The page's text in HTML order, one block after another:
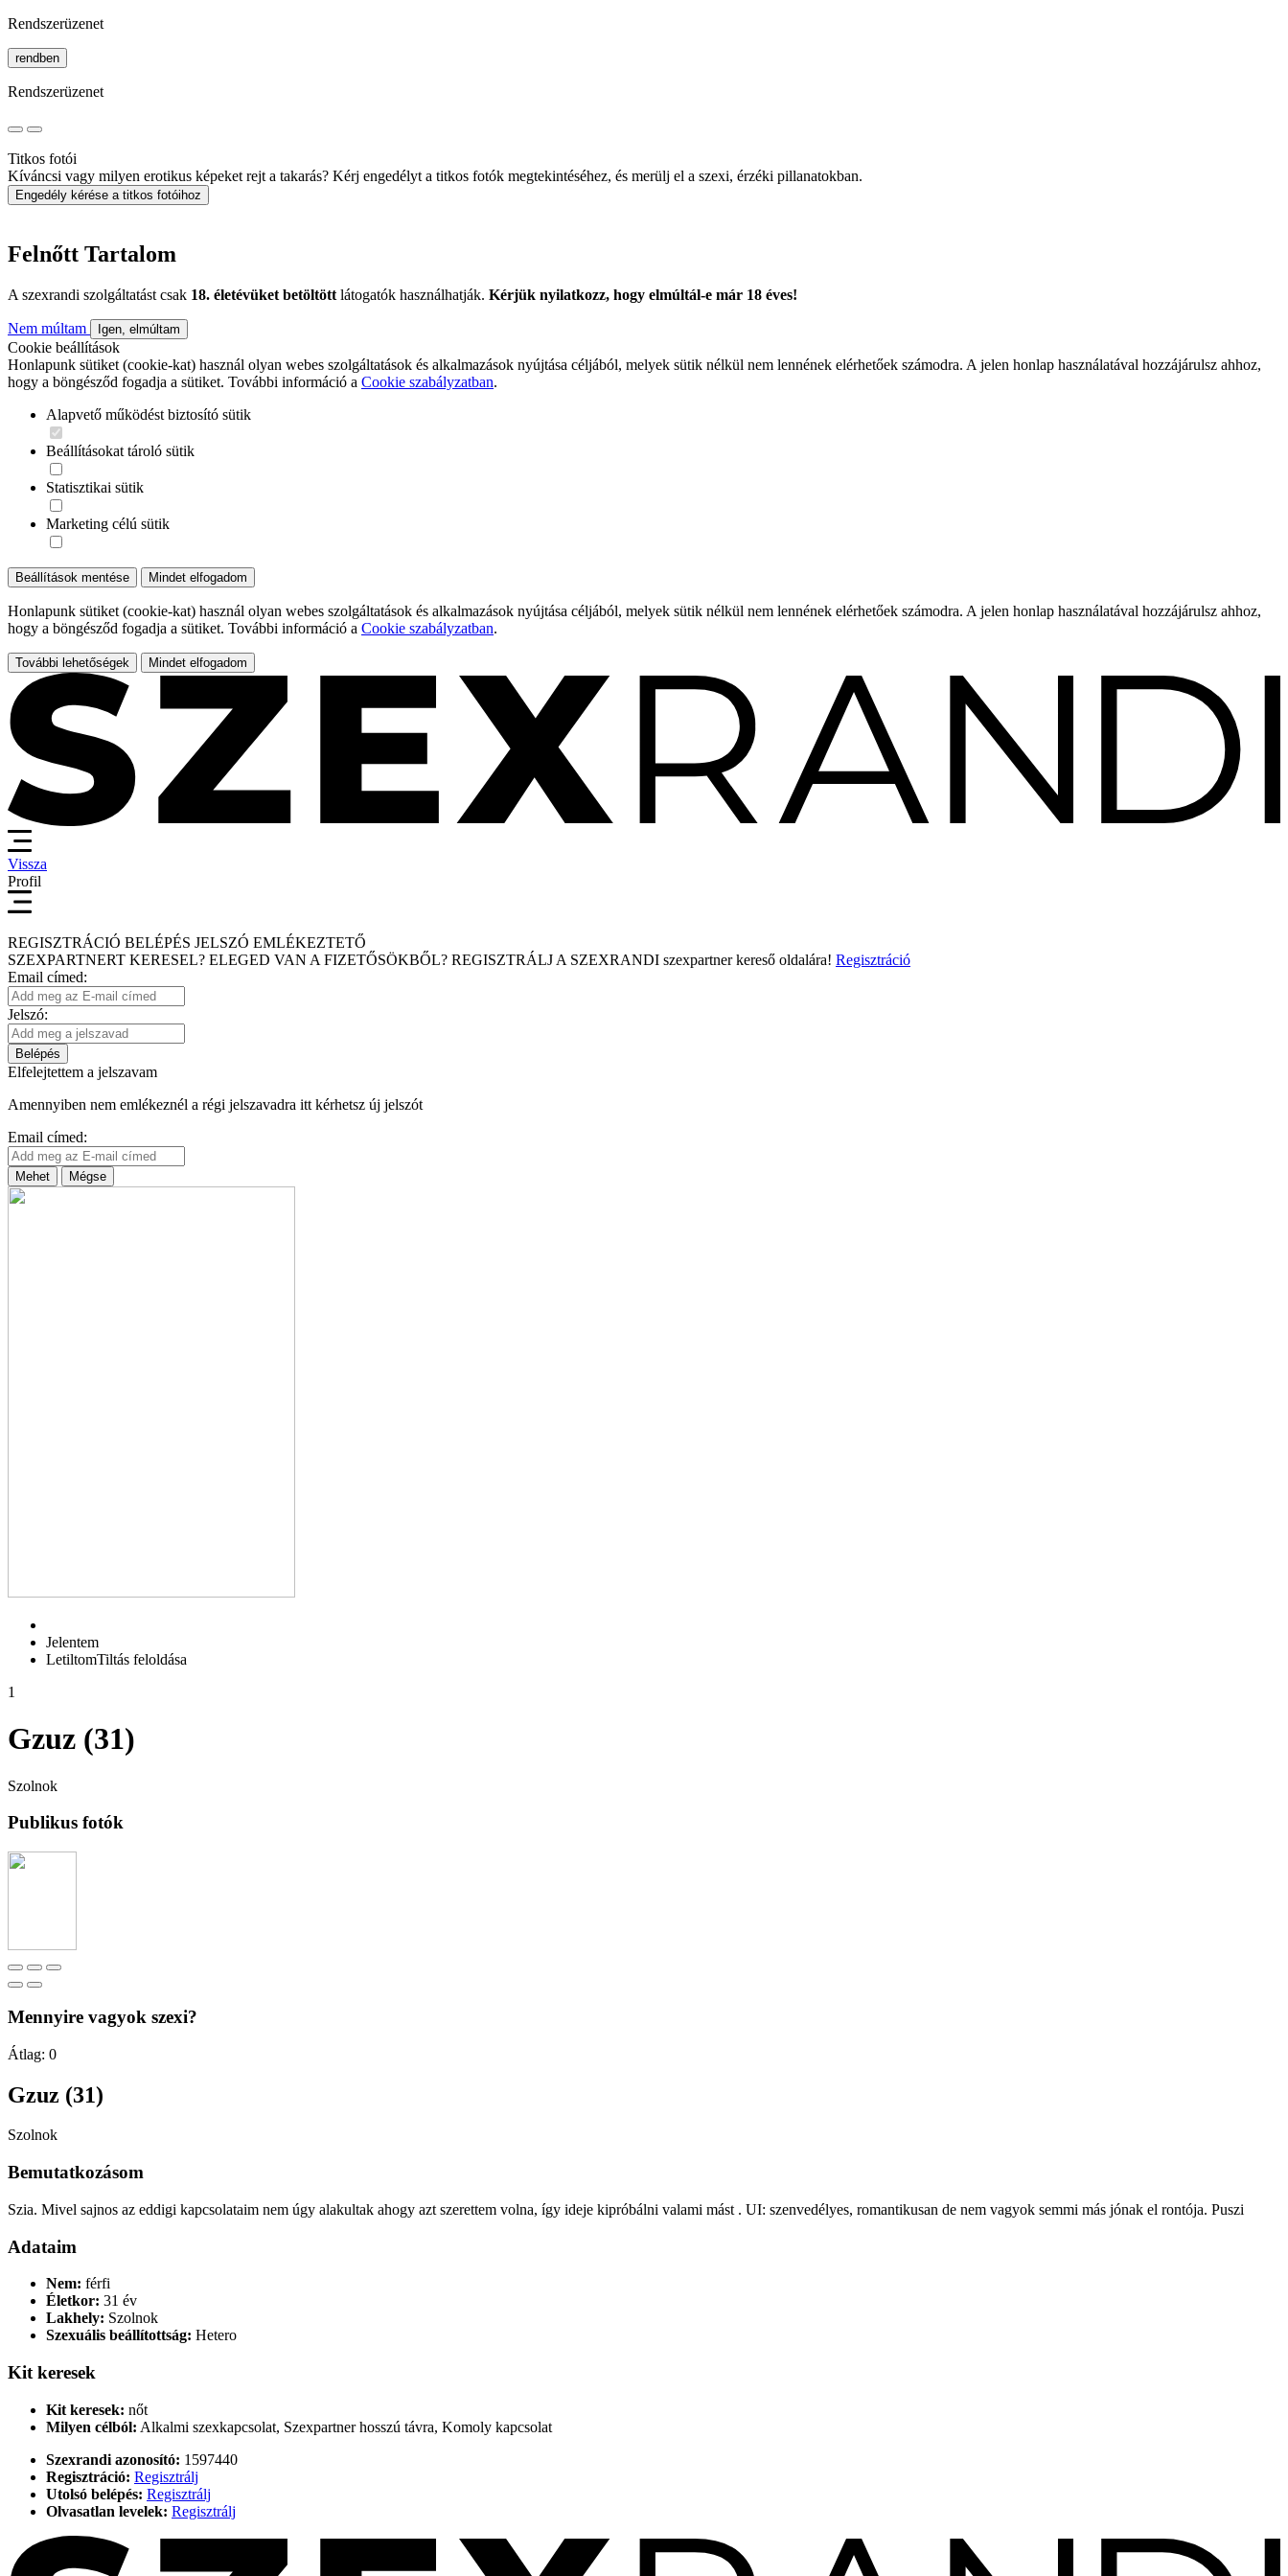
Rendszerüzenet
rendben
Rendszerüzenet
Titkos fotói
Kíváncsi vagy milyen erotikus képeket rejt a takarás? Kérj engedélyt a titkos fotók megtekintéséhez, és merülj el a szexi, érzéki pillanatokban.
Engedély kérése a titkos fotóihoz
Felnőtt Tartalom
A szexrandi szolgáltatást csak 18. életévüket betöltött látogatók használhatják. Kérjük nyilatkozz, hogy elmúltál-e már 18 éves!
Nem múltam Igen, elmúltam
Cookie beállítások
Honlapunk sütiket (cookie-kat) használ olyan webes szolgáltatások és alkalmazások nyújtása céljából, melyek sütik nélkül nem lennének elérhetőek számodra. A jelen honlap használatával hozzájárulsz ahhoz,
hogy a böngésződ fogadja a sütiket. További információ a Cookie szabályzatban.
Alapvető működést biztosító sütik
Beállításokat tároló sütik
Statisztikai sütik
Marketing célú sütik
Beállítások mentése Mindet elfogadom
Honlapunk sütiket (cookie-kat) használ olyan webes szolgáltatások és alkalmazások nyújtása céljából, melyek sütik nélkül nem lennének elérhetőek számodra. A jelen honlap használatával hozzájárulsz ahhoz,
hogy a böngésződ fogadja a sütiket. További információ a Cookie szabályzatban.
További lehetőségek Mindet elfogadom
Vissza
Profil
REGISZTRÁCIÓ BELÉPÉS JELSZÓ EMLÉKEZTETŐ
SZEXPARTNERT KERESEL? ELEGED VAN A FIZETŐSÖKBŐL? REGISZTRÁLJ A SZEXRANDI szexpartner kereső oldalára! Regisztráció
Email címed:
Jelszó:
Belépés
Elfelejtettem a jelszavam
Amennyiben nem emlékeznél a régi jelszavadra itt kérhetsz új jelszót
Email címed:
Mehet Mégse
Jelentem
LetiltomTiltás feloldása
1
Gzuz (31)
Szolnok
Publikus fotók
Mennyire vagyok szexi?
Átlag: 0
Gzuz (31)
Szolnok
Bemutatkozásom
Szia. Mivel sajnos az eddigi kapcsolataim nem úgy alakultak ahogy azt szerettem volna, így ideje kipróbálni valami mást . UI: szenvedélyes, romantikusan de nem vagyok semmi más jónak el rontója. Puszi
Adataim
Nem: férfi
Életkor: 31 év
Lakhely: Szolnok
Szexuális beállítottság: Hetero
Kit keresek
Kit keresek: nőt
Milyen célból: Alkalmi szexkapcsolat, Szexpartner hosszú távra, Komoly kapcsolat
Szexrandi azonosító: 1597440
Regisztráció: Regisztrálj
Utolsó belépés: Regisztrálj
Olvasatlan levelek: Regisztrálj